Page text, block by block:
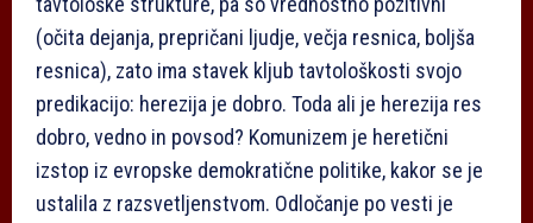
(očita dejanja, prepričani ljudje, večja resnica, boljša
resnica), zato ima stavek kljub tavtološkosti svojo
predikacijo: herezija je dobro. Toda ali je herezija res
dobro, vedno in povsod? Komunizem je heretični
izstop iz evropske demokratične politike, kakor se je
ustalila z razsvetljenstvom. Odločanje po vesti je